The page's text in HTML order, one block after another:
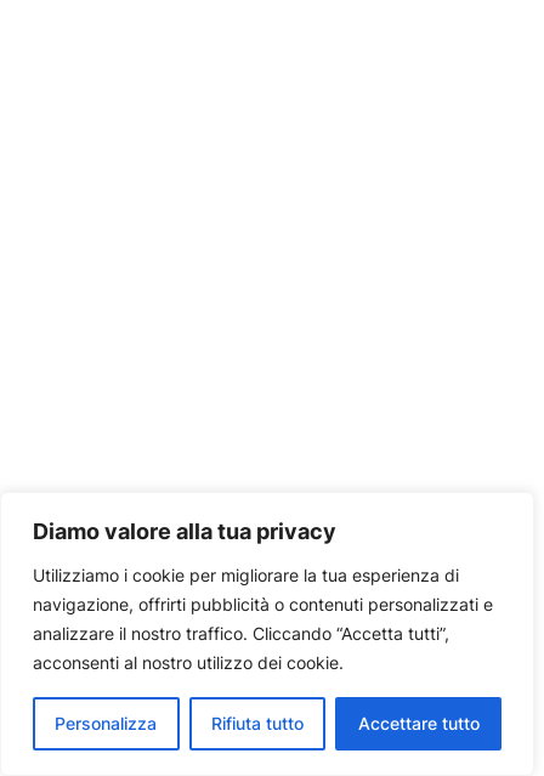
Diamo valore alla tua privacy
Utilizziamo i cookie per migliorare la tua esperienza di
navigazione, offrirti pubblicità o contenuti personalizzati e
analizzare il nostro traffico. Cliccando “Accetta tutti”,
acconsenti al nostro utilizzo dei cookie.
Personalizza Rifiuta tutto Accettare tutto